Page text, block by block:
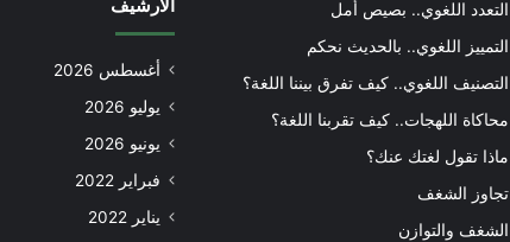
التعدد اللغوي.. بصيص أمل
التمييز اللغوي.. بالحديث نحكم
التصنيف اللغوي.. كيف تفرق بيننا اللغة؟
محاكاة اللهجات.. كيف تقربنا اللغة؟
ماذا تقول لغتك عنك؟
تجاوز الشغف
الشغف والتوازن
الأرشيف
أغسطس 2026
يوليو 2026
يونيو 2026
فبراير 2022
يناير 2022